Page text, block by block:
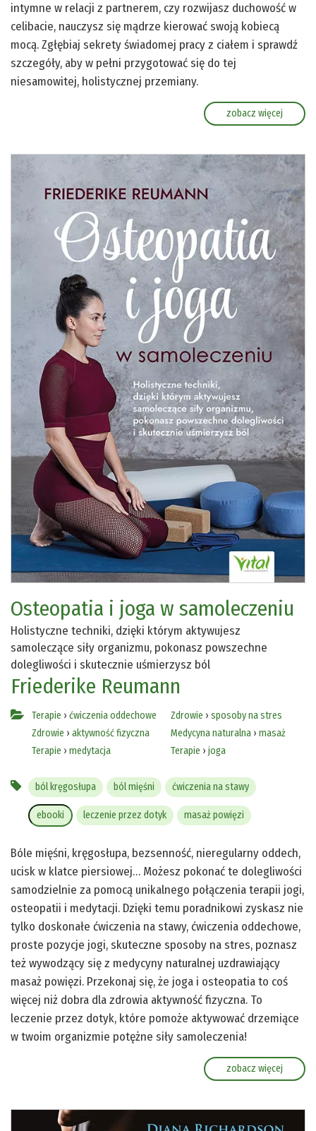
intymne w relacji z partnerem, czy rozwijasz duchowość w
celibacie, nauczysz się mądrze kierować swoją kobiecą
mocą. Zgłębiaj sekrety świadomej pracy z ciałem i sprawdź
szczegóły, aby w pełni przygotować się do tej
niesamowitej, holistycznej przemiany.
zobacz więcej
Osteopatia i joga w samoleczeniu
Holistyczne techniki, dzięki którym aktywujesz
samoleczące siły organizmu, pokonasz powszechne
dolegliwości i skutecznie uśmierzysz ból
Friederike Reumann
Terapie › ćwiczenia oddechowe
Zdrowie › aktywność fizyczna
Terapie › medytacja
Zdrowie › sposoby na stres
Medycyna naturalna › masaż
Terapie › joga
ból kręgosłupa ból mięśni ćwiczenia na stawy
ebooki leczenie przez dotyk masaż powięzi
Bóle mięśni, kręgosłupa, bezsenność, nieregularny oddech,
ucisk w klatce piersiowej… Możesz pokonać te dolegliwości
samodzielnie za pomocą unikalnego połączenia terapii jogi,
osteopatii i medytacji. Dzięki temu poradnikowi zyskasz nie
tylko doskonałe ćwiczenia na stawy, ćwiczenia oddechowe,
proste pozycje jogi, skuteczne sposoby na stres, poznasz
też wywodzący się z medycyny naturalnej uzdrawiający
masaż powięzi. Przekonaj się, że joga i osteopatia to coś
więcej niż dobra dla zdrowia aktywność fizyczna. To
leczenie przez dotyk, które pomoże aktywować drzemiące
w twoim organizmie potężne siły samoleczenia!
zobacz więcej